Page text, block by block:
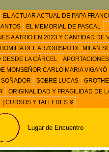
EL ACTUAR ACTUAL DE PAPA
EL MEMORIAL DE PASCAL
A ATRIO EN 2023 Y CANTIDAD
HOMILIA DEL ARZOBISPO DE MILAN
DESDE LA CÁRCEL
MONSEÑOR CARLO MARIA VIGANÒ
SOÑADOR SOBRE LUCAS
ORIGINALIDAD Y FRAGILIDAD DE
| CURSOS Y TALLERES
Lugar de Encuentro